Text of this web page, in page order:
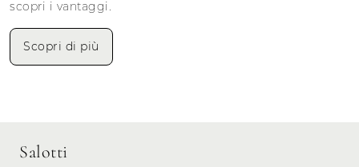
scopri i vantaggi.
Scopri di più
Salotti